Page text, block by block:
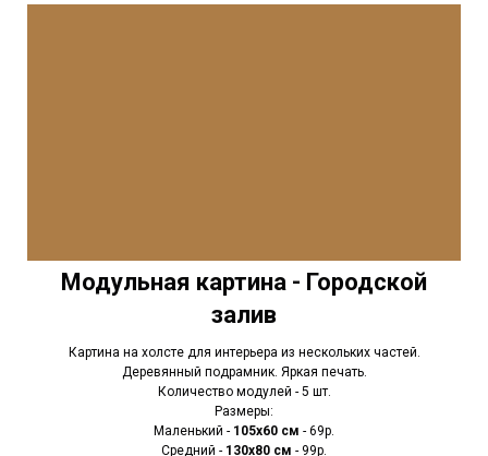
Модульная картина - Городской
залив
Картина на холсте для интерьера из нескольких частей.
Деревянный подрамник. Яркая печать.
Количество модулей - 5 шт.
Размеры:
Маленький - 105х60 см - 69р.
Средний - 130х80 см - 99р.